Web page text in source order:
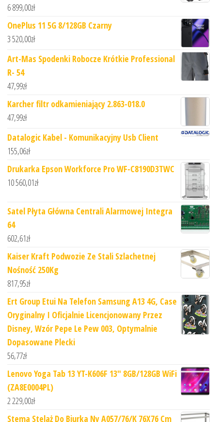
6 899,00zł
OnePlus 11 5G 8/128GB Czarny
3 520,00zł
Art-Mas Spodenki Robocze Krótkie Professional
R- 54
47,99zł
Karcher filtr odkamieniający 2.863-018.0
47,99zł
Datalogic Kabel - Komunikacyjny Usb Client
155,06zł
Drukarka Epson Workforce Pro WF-C8190D3TWC
10 560,01zł
Satel Płyta Główna Centrali Alarmowej Integra
64
602,61zł
Kaiser Kraft Podwozie Ze Stali Szlachetnej
Nośność 250Kg
817,95zł
Ert Group Etui Na Telefon Samsung A13 4G, Case
Oryginalny I Oficjalnie Licencjonowany Przez
Disney, Wzór Pepe Le Pew 003, Optymalnie
Dopasowane Plecki
56,77zł
Lenovo Yoga Tab 13 YT-K606F 13" 8GB/128GB WiFi
(ZA8E0004PL)
2 229,00zł
Stema Stelaż Do Biurka Ny A057/76/K 76X76 Cm